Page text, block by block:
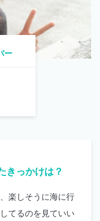
ー
きっかけは？
楽しそうに海に行
てるのを見ていい